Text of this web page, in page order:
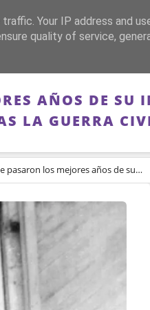
DE ESPAÑA MEMORIA
AÑOS DE
LA GUERRA
de su infancia en un campo de concentración tras la Guerra Civil
Your IP address and
quality of service,